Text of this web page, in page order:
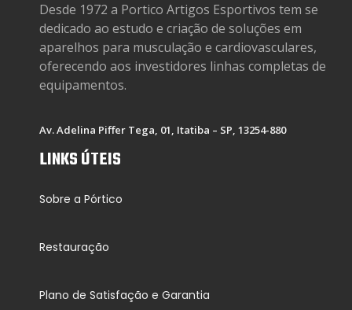
Desde 1972 a Portico Artigos Esportivos tem se
dedicado ao estudo e criação de soluções em
aparelhos para musculação e cardiovasculares,
oferecendo aos investidores linhas completas de
equipamentos.
Av. Adelina Piffer Tega, 01, Itatiba – SP, 13254-880
LINKS ÚTEIS
Sobre a Pórtico
Restauração
Plano de Satisfação e Garantia